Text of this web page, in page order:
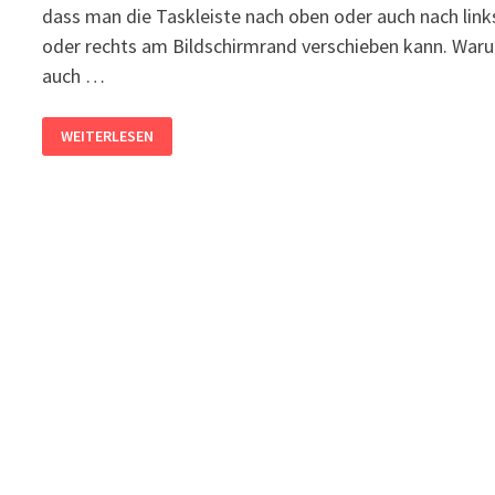
dass man die Taskleiste nach oben oder auch nach
oder rechts am Bildschirmrand verschieben kann.
auch …
WINDOWS
11:
TASKLEISTE
WEITERLESEN